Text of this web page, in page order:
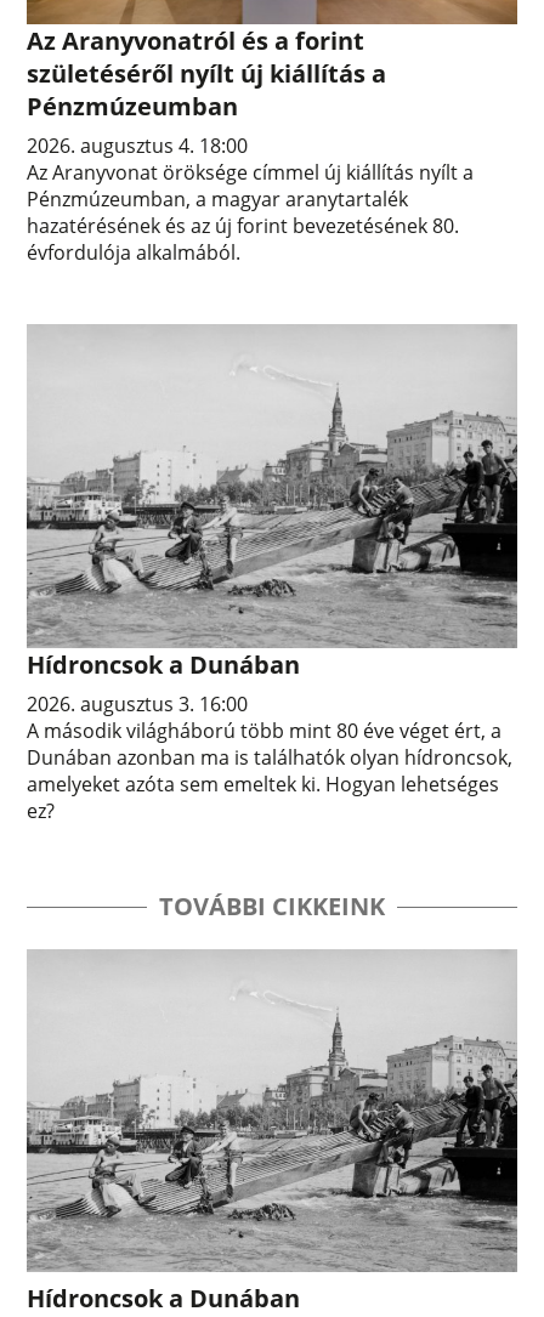
Az Aranyvonatról és a forint
születéséről nyílt új kiállítás a
Pénzmúzeumban
2026. augusztus 4. 18:00
Az Aranyvonat öröksége címmel új kiállítás nyílt a
Pénzmúzeumban, a magyar aranytartalék
hazatérésének és az új forint bevezetésének 80.
évfordulója alkalmából.
Hídroncsok a Dunában
2026. augusztus 3. 16:00
A második világháború több mint 80 éve véget ért, a
Dunában azonban ma is találhatók olyan hídroncsok,
amelyeket azóta sem emeltek ki. Hogyan lehetséges
ez?
TOVÁBBI CIKKEINK
Hídroncsok a Dunában